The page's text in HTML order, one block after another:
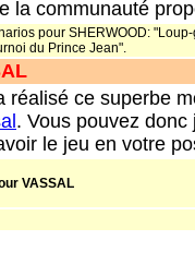
la communauté
pour SHERWOOD:
du Prince Jean".
réalisé ce superbe
. Vous pouvez
le jeu en votre
VASSAL